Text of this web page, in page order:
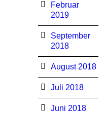
Februar
2019
September
2018
August 2018
Juli 2018
Juni 2018